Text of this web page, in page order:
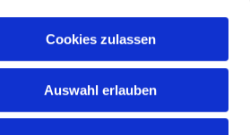
Cookies zulassen
Auswahl erlauben